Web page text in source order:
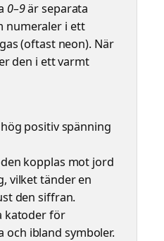
0–9är separata
numeraler i ett
(oftast neon). När
den i ett varmt
positiv spänning
kopplas mot jord
vilket tänder en
den siffran.
katoder för
ibland symboler.